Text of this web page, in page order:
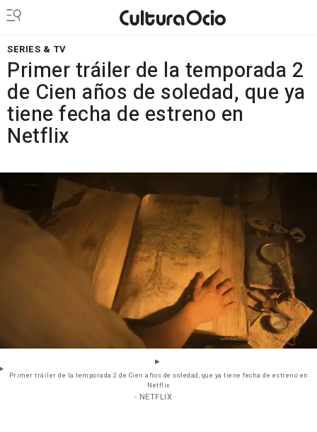
SERIES & TV
Primer tráiler de la temporada 2
de Cien años de soledad, que ya
tiene fecha de estreno en
Netflix
Primer tráiler de la temporada 2 de Cien años de soledad, que ya tiene fecha de estreno en
Netflix
- NETFLIX